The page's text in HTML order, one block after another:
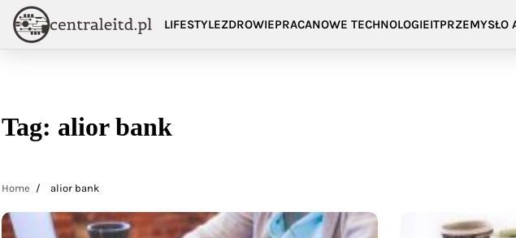
Skip
content
LIFESTYLEZDROWIEPRACANOWE TECHNOLOGIEITPRZEMYSŁO
Tag: alior bank
Home alior bank